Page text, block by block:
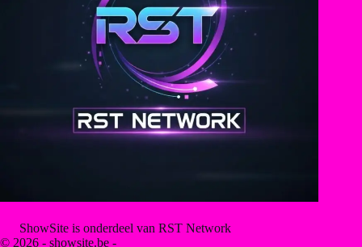
ShowSite is onderdeel van RST Network
© 2026 - showsite.be -